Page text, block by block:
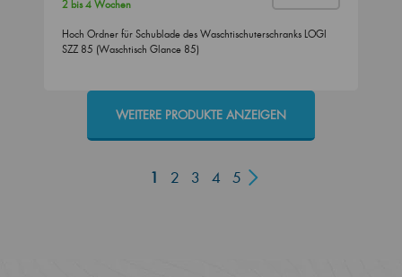
2 bis 4 Wochen
Hoch Ordner für Schublade des Waschtischuterschranks LOGI
SZZ 85 (Waschtisch Glance 85)
WEITERE PRODUKTE ANZEIGEN
1 2 3 4 5